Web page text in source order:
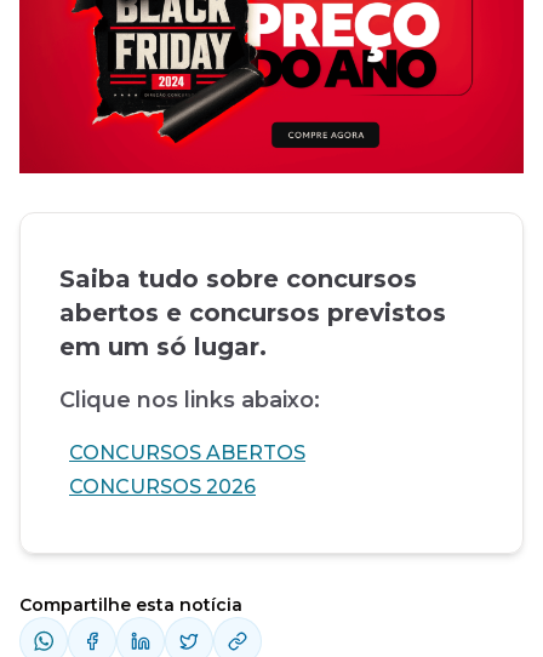
Saiba tudo sobre concursos
abertos e concursos previstos
em um só lugar.
Clique nos links abaixo:
CONCURSOS ABERTOS
CONCURSOS 2026
Compartilhe esta notícia